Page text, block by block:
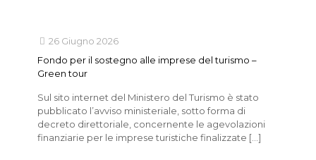
26 Giugno 2026
Fondo per il sostegno alle imprese del turismo –
Green tour
Sul sito internet del Ministero del Turismo è stato
pubblicato l’avviso ministeriale, sotto forma di
decreto direttoriale, concernente le agevolazioni
finanziarie per le imprese turistiche finalizzate […]